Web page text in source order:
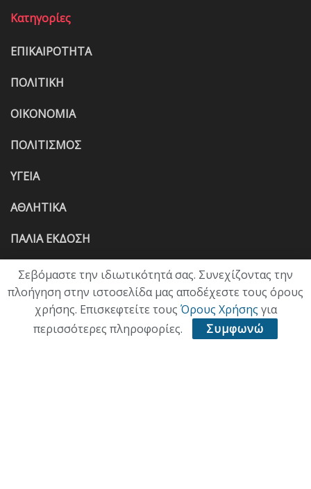
Κατηγορίες
ΕΠΙΚΑΙΡΟΤΗΤΑ
ΠΟΛΙΤΙΚΗ
ΟΙΚΟΝΟΜΙΑ
ΠΟΛΙΤΙΣΜΟΣ
ΥΓΕΙΑ
ΑΘΛΗΤΙΚΑ
ΠΑΛΙΑ ΕΚΔΟΣΗ
Σεβόμαστε την ιδιωτικότητά σας. Συνεχίζοντας την
πλοήγηση στην ιστοσελίδα μας αποδέχεστε τους όρους
χρήσης. Επισκεφτείτε τους Όρους Χρήσης για
περισσότερες πληροφορίες.
Συμφωνώ